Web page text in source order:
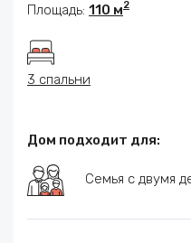
Площадь: 110 м2
3 спальни
Дом подходит для:
Семья с двумя